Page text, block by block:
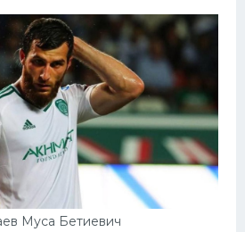
Муса Бетиевич